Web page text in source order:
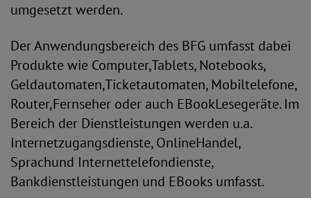
umgesetzt werden.
Der Anwendungsbereich des BFG umfasst dabei
Produkte wie Computer,Tablets, Notebooks,
Geldautomaten,Ticketautomaten, Mobiltelefone,
Router,Fernseher oder auch EBookLesegeräte. Im
Bereich der Dienstleistungen werden u.a.
Internetzugangsdienste, OnlineHandel,
Sprachund Internettelefondienste,
Bankdienstleistungen und EBooks umfasst.